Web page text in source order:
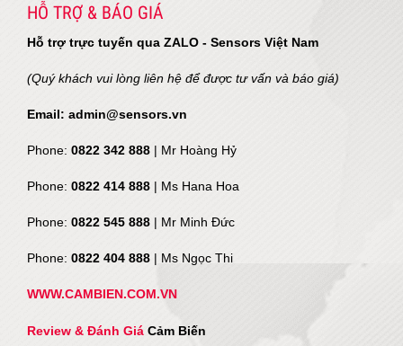
HỖ TRỢ & BÁO GIÁ
Hỗ trợ trực tuyến qua ZALO - Sensors Việt Nam
(Quý khách vui lòng liên hệ để được tư vấn và báo giá)
Email: admin@sensors.vn
Phone: 0822 342 888 | Mr Hoàng Hỷ
Phone: 0822 414 888 | Ms Hana Hoa
Phone: 0822 545 888 | Mr Minh Đức
Phone: 0822 404 888 | Ms Ngọc Thi
WWW.CAMBIEN.COM.VN
Review & Đánh Giá Cảm Biến